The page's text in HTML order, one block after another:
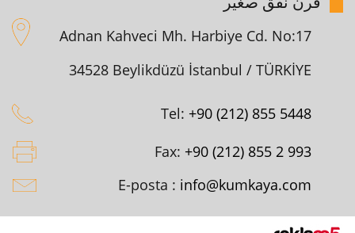
Adnan Kahveci Mh. Harbiye Cd. No:17
34528 Beylikdüzü İstanbul / TÜRKİYE
Tel: +90 (212) 855 5448
Fax: +90 (212) 855 2 993
E-posta : info@kumkaya.com